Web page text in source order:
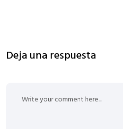
Deja una respuesta